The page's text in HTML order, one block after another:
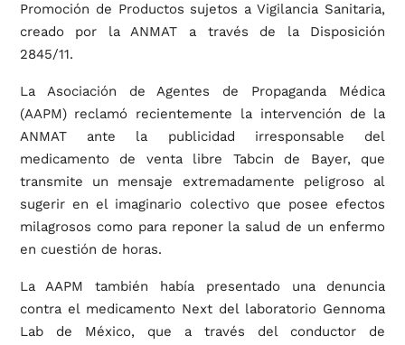
Promoción de Productos sujetos a Vigilancia Sanitaria,
creado por la ANMAT a través de la Disposición
2845/11.
La Asociación de Agentes de Propaganda Médica
(AAPM) reclamó recientemente la intervención de la
ANMAT ante la publicidad irresponsable del
medicamento de venta libre Tabcin de Bayer, que
transmite un mensaje extremadamente peligroso al
sugerir en el imaginario colectivo que posee efectos
milagrosos como para reponer la salud de un enfermo
en cuestión de horas.
La AAPM también había presentado una denuncia
contra el medicamento Next del laboratorio Gennoma
Lab de México, que a través del conductor de